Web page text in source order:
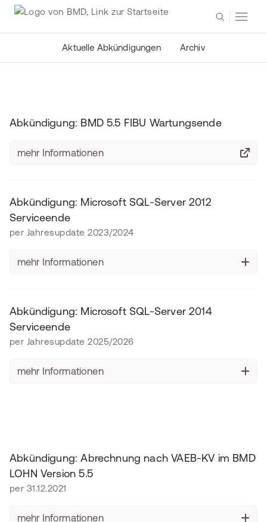
Aktuelle Abkündigungen Archiv
Abkündigung: BMD 5.5 FIBU Wartungsende
mehr Informationen
Abkündigung: Microsoft SQL-Server 2012
Serviceende
per Jahresupdate 2023/2024
mehr Informationen
Abkündigung: Microsoft SQL-Server 2014
Serviceende
per Jahresupdate 2025/2026
mehr Informationen
Abkündigung: Abrechnung nach VAEB-KV im BMD
LOHN Version 5.5
per 31.12.2021
mehr Informationen